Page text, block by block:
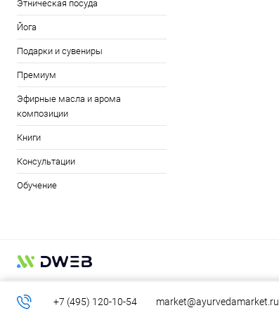
Этническая посуда
Йога
Подарки и сувениры
Премиум
Эфирные масла и арома
композиции
Книги
Консультации
Обучение
+7 (495) 120-10-54 market@ayurvedamarket.ru